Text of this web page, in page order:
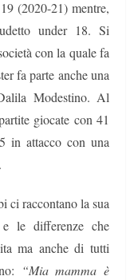
(2020-21) mentre,
under 18. Si
con la quale fa
fa parte anche una
Modestino. Al
giocate con 41
in attacco con una
ci raccontano la sua
le differenze che
ma anche di tutti
“Mia mamma è